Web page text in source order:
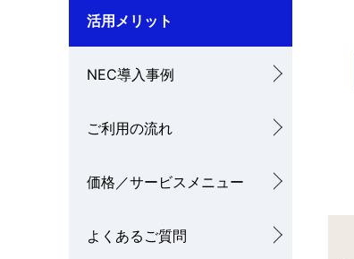
ゲ
ー
ョ
ン
活用メリット
NEC導入事例
ご利用の流れ
価格／サービスメニュー
よくあるご質問